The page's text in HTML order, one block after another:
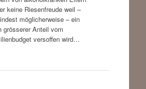
keine Riesenfreude weil –
möglicherweise – ein
grösserer Anteil vom
versoffen wird…